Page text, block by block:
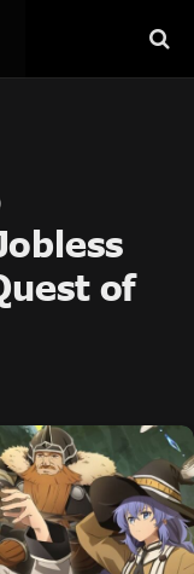
of